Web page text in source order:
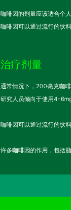
咖啡因的剂量应该适合个
咖啡因可以通过流行的饮
治疗剂量
通常情况下，200毫克咖啡
研究人员倾向于使用4-
咖啡因可以通过流行的饮
许多咖啡因的作用，包括